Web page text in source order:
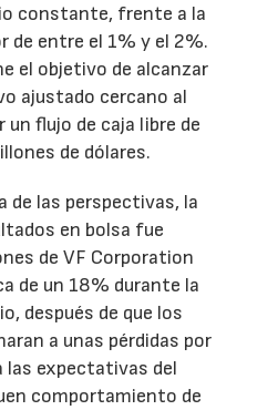
constante, frente a la
de entre el 1% y el 2%.
el objetivo de alcanzar
ajustado cercano al
un flujo de caja libre de
de dólares.
de las perspectivas, la
en bolsa fue
de VF Corporation
de un 18% durante la
después de que los
a unas pérdidas por
las expectativas del
comportamiento de